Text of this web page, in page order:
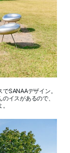
SANAAデザイン。
イスがあるので、